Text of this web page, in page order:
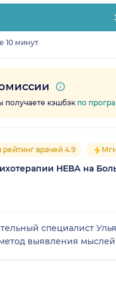
10 минут
получаете кэшбэк по
врачей 4.9
НЕВА на
специалист
выявления